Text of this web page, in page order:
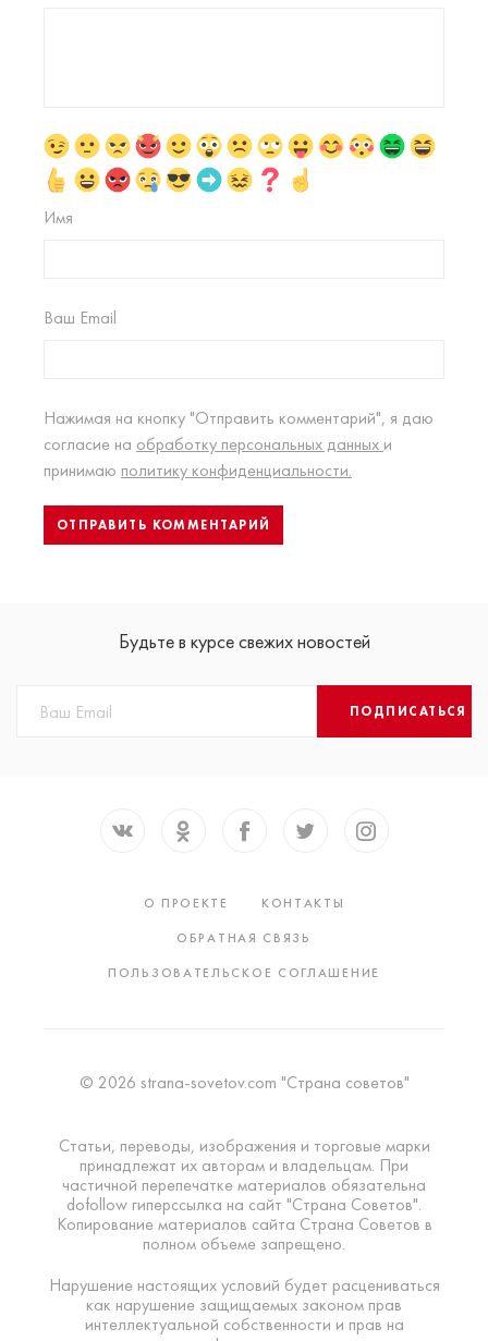
Имя
Ваш Email
Нажимая на кнопку "Отправить комментарий", я даю
согласие на обработку персональных данных и
принимаю политику конфиденциальности.
Будьте в курсе свежих новостей
ПОДПИСАТЬСЯ
О ПРОЕКТЕ
КОНТАКТЫ
ОБРАТНАЯ СВЯЗЬ
ПОЛЬЗОВАТЕЛЬСКОЕ СОГЛАШЕНИЕ
© 2026 strana-sovetov.com "Страна советов"
Статьи, переводы, изображения и торговые марки
принадлежат их авторам и владельцам. При
частичной перепечатке материалов обязательна
dofollow гиперссылка на сайт "Страна Советов".
Копирование материалов сайта Страна Советов в
полном объеме запрещено.
Нарушение настоящих условий будет расцениваться
как нарушение защищаемых законом прав
интеллектуальной собственности и прав на